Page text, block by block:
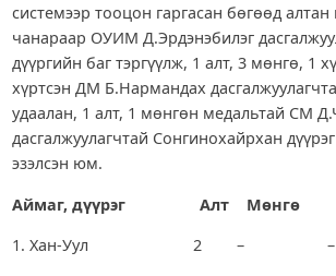
системээр тооцон гаргасан бөгөөд
чанараар ОУИМ Д.Эрдэнэбилэг
дүүргийн баг тэргүүлж, 1 алт, 3 мөнгө, 1
хүртсэн ДМ Б.Нармандах
удаалан, 1 алт, 1 мөнгөн медальтай СМ
дасгалжуулагчтай Сонгинохайрхан
эзэлсэн юм.
Аймаг, дүүрэг Алт
1. Хан-Уул